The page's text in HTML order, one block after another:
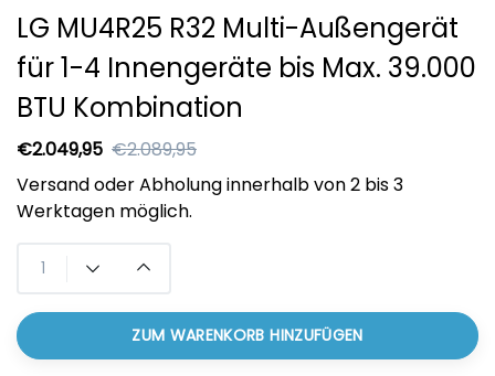
LG MU4R25 R32 Multi-Außengerät
für 1-4 Innengeräte bis Max. 39.000
BTU Kombination
€2.049,95 €2.089,95
Versand oder Abholung innerhalb von 2 bis 3
Werktagen möglich.
ZUM WARENKORB HINZUFÜGEN